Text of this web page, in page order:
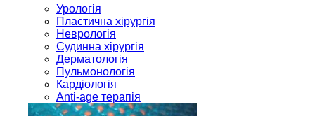
Урологія
Пластична хірургія
Неврологія
Судинна хірургія
Дерматологія
Пульмонологія
Кардiологія
Anti-age терапія